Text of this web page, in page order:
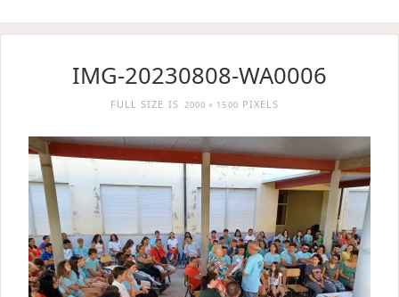
IMG-20230808-WA0006
FULL SIZE IS 2000 × 1500 PIXELS